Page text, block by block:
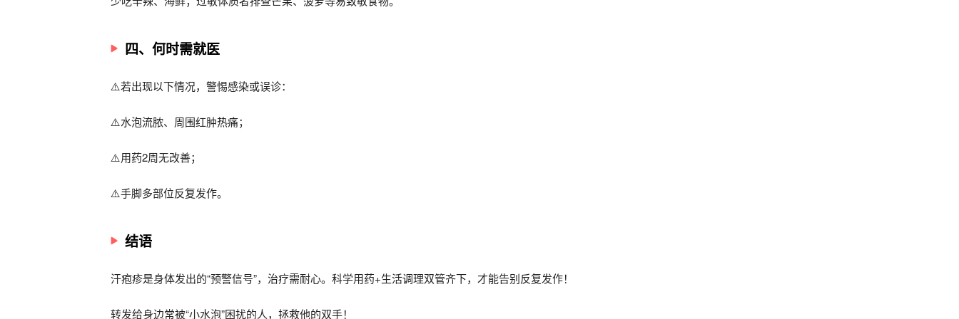
四、何时需就医
⚠️若出现以下情况，警惕感染或误诊：
⚠️水泡流脓、周围红肿热痛；
⚠️用药2周无改善；
⚠️手脚多部位反复发作。
结语
汗疱疹是身体发出的“预警信号”，治疗需耐心。科学用药+生活调理双管齐下，才能告别反复发作！
转发给身边常被“小水泡”困扰的人，拯救他的双手！